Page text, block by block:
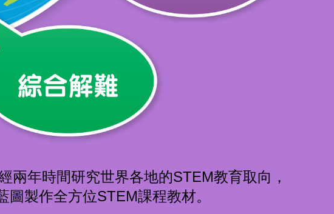
年時間研究世界各地的STEM教育取向，
製作全方位STEM課程教材。